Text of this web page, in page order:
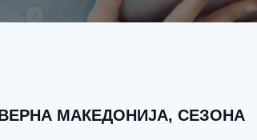
МАКЕДОНИЈА, СЕЗОНА